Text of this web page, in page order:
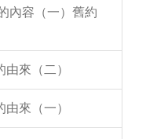
內容（一）舊約
來（二）
來（一）